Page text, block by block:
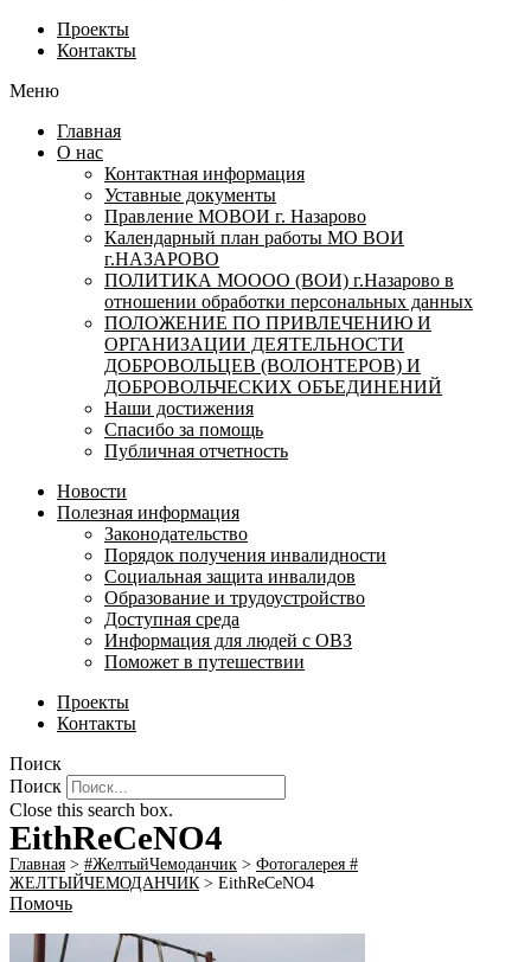
Проекты
Контакты
Меню
Главная
О нас
Контактная информация
Уставные документы
Правление МОВОИ г. Назарово
Календарный план работы МО ВОИ
г.НАЗАРОВО
ПОЛИТИКА МОООО (ВОИ) г.Назарово в
отношении обработки персональных данных
ПОЛОЖЕНИЕ ПО ПРИВЛЕЧЕНИЮ И
ОРГАНИЗАЦИИ ДЕЯТЕЛЬНОСТИ
ДОБРОВОЛЬЦЕВ (ВОЛОНТЕРОВ) И
ДОБРОВОЛЬЧЕСКИХ ОБЪЕДИНЕНИЙ
Наши достижения
Спасибо за помощь
Публичная отчетность
Новости
Полезная информация
Законодательство
Порядок получения инвалидности
Социальная защита инвалидов
Образование и трудоустройство
Доступная среда
Информация для людей с ОВЗ
Поможет в путешествии
Проекты
Контакты
Поиск
Поиск
Close this search box.
EithReCeNO4
Главная > #ЖелтыйЧемоданчик > Фотогалерея #
ЖЕЛТЫЙЧЕМОДАНЧИК> EithReCeNO4
Помочь